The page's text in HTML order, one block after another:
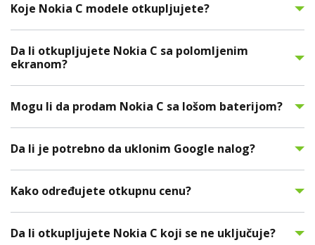
Koje Nokia C modele otkupljujete?
Da li otkupljujete Nokia C sa polomljenim
ekranom?
Mogu li da prodam Nokia C sa lošom baterijom?
Da li je potrebno da uklonim Google nalog?
Kako određujete otkupnu cenu?
Da li otkupljujete Nokia C koji se ne uključuje?